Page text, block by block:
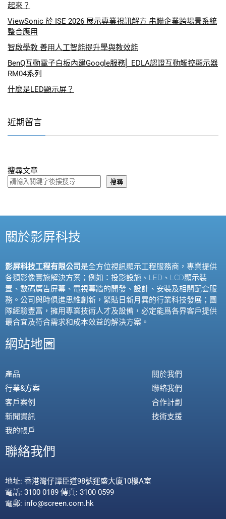
起來？
ViewSonic 於 ISE 2026 展示專業視訊解方 串聯企業跨場景系統
整合應用
智啟學教 善用人工智能提升學與教效能
BenQ互動電子白板內建Google服務⎜ EDLA認證互動觸控顯示器
RM04系列
什麼是LED顯示屏？
近期留言
搜尋文章
搜尋
關於影屏科技
影屏科技工程有限公司是全方位視訊顯示工程服務商，專業提供
各類影像實施解決方案；例如：投影設施、 LED 、 LCD顯示裝
置、數碼廣告屏幕、電視幕牆的開發、設計、安裝及相關配套服
務。公司與時俱進思維創新，緊貼日新月異的行業科技發展；團
隊經驗豐富，擁用專業技術人才及設備，必定能爲各界客戶提供
最合宜及符合需求和成本效益的解決方案。
網站地圖
產品
行業&方案
客戶案例
新聞資訊
我的帳戶
關於我們
聯絡我們
合作計劃
技術支援
聯絡我們
地址: 香港灣仔譚臣道98號運盛大廈10樓A室
電話: 3100 0189 傳真: 3100 0599
電郵: info@screen.com.hk